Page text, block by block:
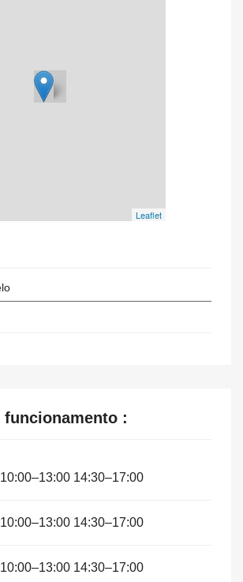
Leaflet
funcionamento :
10:00–13:00 14:30–17:00
10:00–13:00 14:30–17:00
10:00–13:00 14:30–17:00